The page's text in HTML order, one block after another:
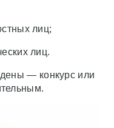
лиц;
лиц.
— конкурс или